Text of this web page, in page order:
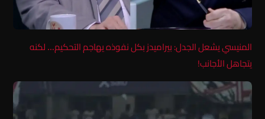
المنيسي يشعل الجدل: بيراميدز بكل نفوذه يهاجم التحكيم… لكنه
يتجاهل الأجانب!